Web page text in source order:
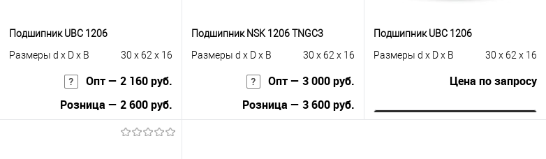
Подшипник UBC 1206
Размеры d x D x B
30 x 62 x 16
Опт — 2 160 руб.
Розница — 2 600 руб.
Подшипник NSK 1206 TNGC3
Размеры d x D x B
30 x 62 x 16
Опт — 3 000 руб.
Розница — 3 600 руб.
Подшипник UBC 1206
Размеры d x D x B
30 x 62 x 16
Цена по запросу